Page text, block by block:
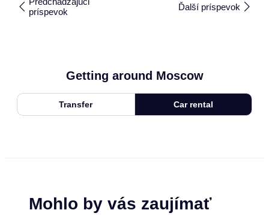
príspevok
Ďalší príspevok
Getting around Moscow
Transfer Car rental
Mohlo by vás zaujímať